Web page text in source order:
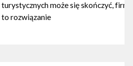
turystycznych może się skończyć,
to rozwiązanie